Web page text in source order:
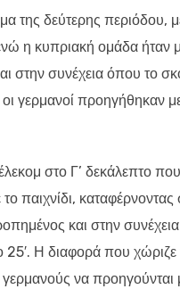
της δεύτερης
η κυπριακή ομάδα ήταν
στην συνέχεια όπου το
οι γερμανοί
στο Γ’ δεκάλεπτο
παιχνίδι,
και στην
25′. Η διαφορά που
να